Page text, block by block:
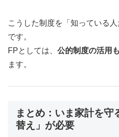
こうした制度を「知っている
です。
FPとしては、 公的制度の活用
ます。
まとめ：いま家計を守
替え」が必要